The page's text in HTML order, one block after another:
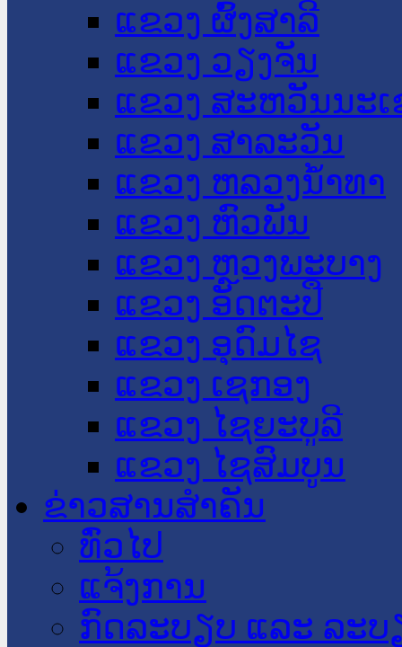
ແຂວງ ຜົ້ງສາລີ
ແຂວງ ວຽງຈັນ
ແຂວງ ສະຫວັນນະ
ແຂວງ ສາລະວັນ
ແຂວງ ຫລວງນໍ້າທາ
ແຂວງ ຫົວພັນ
ແຂວງ ຫຼວງພະບາງ
ແຂວງ ອັດຕະປື
ແຂວງ ອຸດົມໄຊ
ແຂວງ ເຊກອງ
ແຂວງ ໄຊຍະບູລີ
ແຂວງ ໄຊສົມບູນ
ຂ່າວສານສໍາຄັນ
​ທົ່ວ​ໄປ
ແຈ້ງການ
ກົດລະບຽບ ແລະ ລະບ